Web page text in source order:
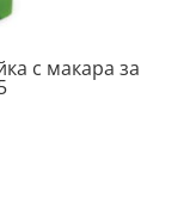
с макара за